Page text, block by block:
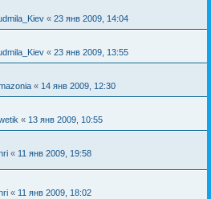
« 23 янв 2009, 14:04
« 23 янв 2009, 13:55
« 14 янв 2009, 12:30
« 13 янв 2009, 10:55
« 11 янв 2009, 19:58
« 11 янв 2009, 18:02